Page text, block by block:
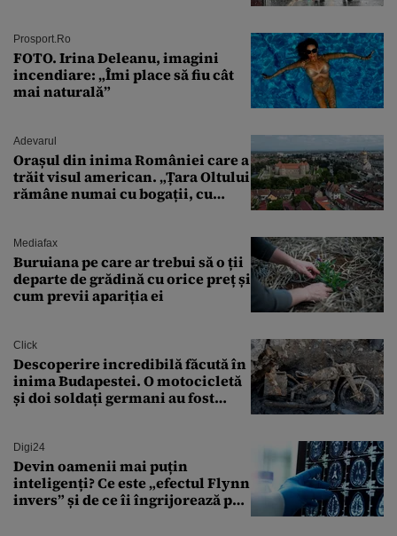
București. Pe ce dată ninge
Prosport.ro
FOTO. Irina Deleanu, imagini
incendiare: „Îmi place să fiu cât
mai naturală”
Adevarul
Orașul din inima României care a
trăit visul american. „Țara Oltului
rămâne numai cu bogații, cu
Mediafax
Buruiana pe care ar trebui să o ții
departe de grădină cu orice preț și
cum previi apariția ei
Click
Descoperire incredibilă făcută în
inima Budapestei. O motocicletă
și doi soldați germani au fost
Digi24
Devin oamenii mai puțin
inteligenți? Ce este „efectul Flynn
invers” și de ce îi îngrijorează pe